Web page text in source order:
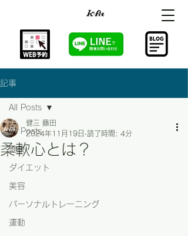
記事
All Posts
健康
ダイエット
美容
パーソナルトレーニング
運動
All Posts
柔軟心とは？
健三 藤田
2024年11月19日 読了時間: 4分